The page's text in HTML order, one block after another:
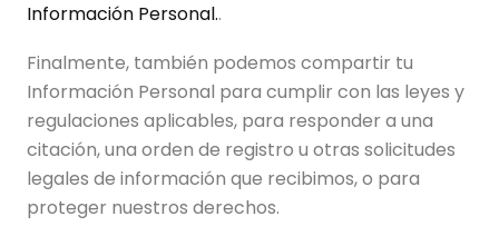
Información Personal..
Finalmente, también podemos compartir tu
Información Personal para cumplir con las leyes y
regulaciones aplicables, para responder a una
citación, una orden de registro u otras solicitudes
legales de información que recibimos, o para
proteger nuestros derechos.